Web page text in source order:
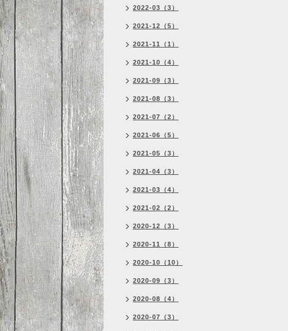
2022-03（3）
2021-12（5）
2021-11（1）
2021-10（4）
2021-09（3）
2021-08（3）
2021-07（2）
2021-06（5）
2021-05（3）
2021-04（3）
2021-03（4）
2021-02（2）
2020-12（3）
2020-11（8）
2020-10（10）
2020-09（3）
2020-08（4）
2020-07（3）